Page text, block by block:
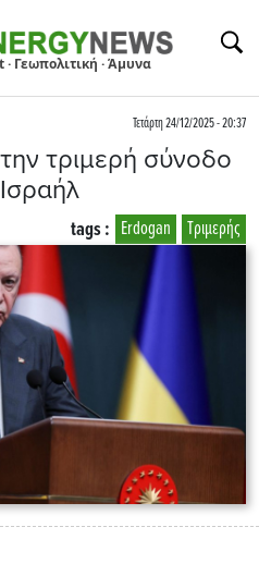
Γεωπολιτική · Άμυνα
Τετάρτη 24/12/2025 - 20:37
τριμερή σύνοδο
Τριμερής
Erdogan
tags :